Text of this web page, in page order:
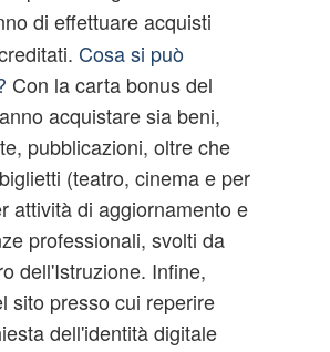
di effettuare acquisti
Cosa si può
Con la carta bonus del
acquistare sia beni,
pubblicazioni, oltre che
(teatro, cinema e per
attività di aggiornamento e
professionali, svolti da
dell'Istruzione. Infine,
sito presso cui reperire
dell'identità digitale